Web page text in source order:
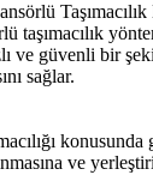
taşımacılık
ve güvenli bir
sağlar.
ve